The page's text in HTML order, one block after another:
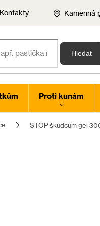
Kamenná
Kontakty
Hledat
Proti kunám
STOP škůdcům gel